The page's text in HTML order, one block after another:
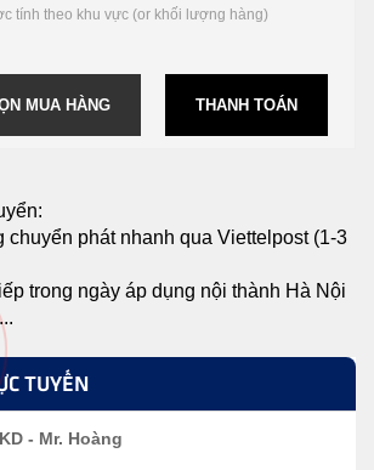
tính theo khu vực (or khối lượng hàng)
THANH TOÁN
MUA HÀNG
chuyển phát nhanh qua Viettelpost (1-3
trong ngày áp dụng nội thành Hà Nội
TUYẾN
- Mr. Hoàng